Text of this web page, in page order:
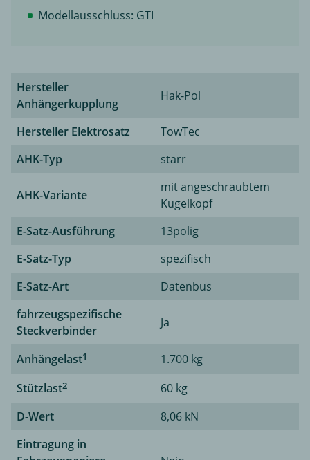
Modellausschluss: GTI
Hersteller
Anhängerkupplung
Hak-Pol
Hersteller Elektrosatz
TowTec
AHK-Typ
starr
AHK-Variante
mit angeschraubtem
Kugelkopf
E-Satz-Ausführung
13polig
E-Satz-Typ
spezifisch
E-Satz-Art
Datenbus
fahrzeugspezifische
Steckverbinder
Ja
Anhängelast1
1.700 kg
Stützlast2
60 kg
D-Wert
8,06 kN
Eintragung in